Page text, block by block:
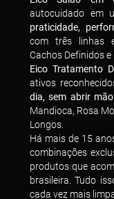
autocuidado em
praticidade,
com três linhas
Cachos Definidos
Eico Tratamento
ativos
dia, sem abrir
Mandioca, Rosa
Longos.
Há mais de 15
combinações
produtos que
brasileira. Tudo
cada vez mais